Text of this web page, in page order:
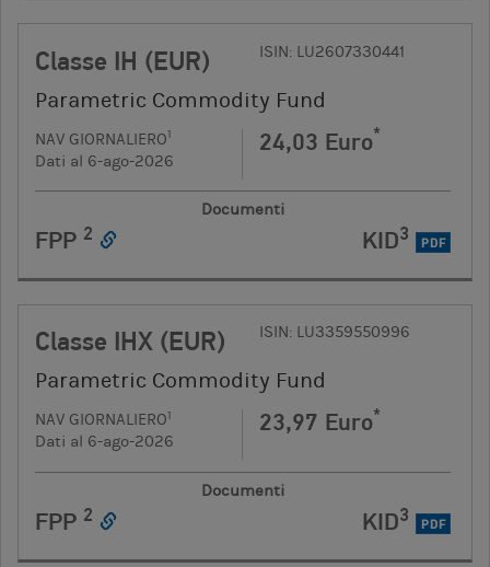
Classe IH (EUR) ISIN: LU2607330441
Parametric Commodity Fund
NAV GIORNALIERO1
Dati al 6-ago-2026
24,03 Euro*
Documenti
FPP 2 KID3 PDF
Classe IHX (EUR) ISIN: LU3359550996
Parametric Commodity Fund
NAV GIORNALIERO1
Dati al 6-ago-2026
23,97 Euro*
Documenti
FPP 2 KID3 PDF